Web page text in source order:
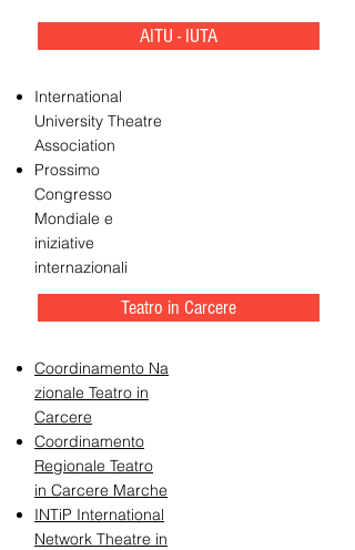
AITU - IUTA
International
University Theatre
Association
Prossimo
Congresso
Mondiale e
iniziative
internazionali
Teatro in Carcere
Coordinamento Na
zionale Teatro in
Carcere
Coordinamento
Regionale Teatro
in Carcere Marche
INTiP International
Network Theatre in